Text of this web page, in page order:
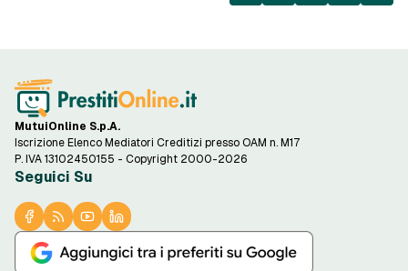
MutuiOnline S.p.A.
Iscrizione Elenco Mediatori Creditizi presso OAM n. M17
P. IVA 13102450155 - Copyright 2000-2026
Seguici Su